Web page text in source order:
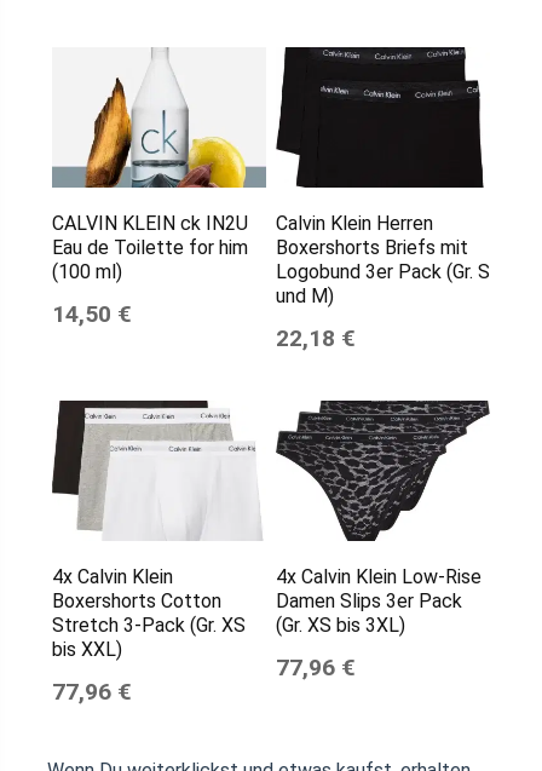
CALVIN KLEIN ck IN2U
Eau de Toilette for him
(100 ml)
14,50 €
Calvin Klein Herren
Boxershorts Briefs mit
Logobund 3er Pack (Gr. S
und M)
22,18 €
4x Calvin Klein
Boxershorts Cotton
Stretch 3-Pack (Gr. XS
bis XXL)
77,96 €
4x Calvin Klein Low-Rise
Damen Slips 3er Pack
(Gr. XS bis 3XL)
77,96 €